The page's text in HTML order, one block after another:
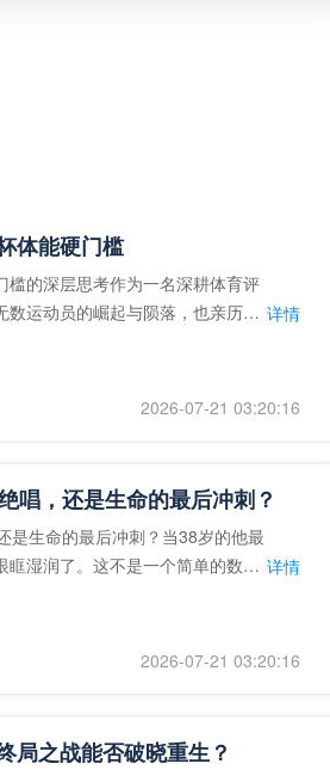
体能硬门槛
的深层思考作为一名深耕体育评
运动员的崛起与陨落，也亲历了 详情
2026-07-21 03:20:16
唱，还是生命的最后冲刺？
是生命的最后冲刺？当38岁的他最
眶湿润了。这不是一个简单的数
详情
2026-07-21 03:20:16
局之战能否破晓重生？